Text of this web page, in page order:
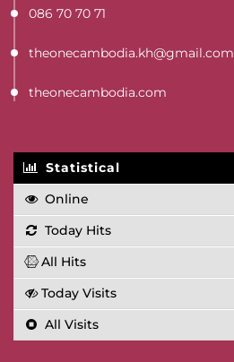
086 70 70 71
theonecambodia.kh@gmail.com
theonecambodia.com
Statistical
Online
Today Hits
All Hits
Today Visits
All Visits